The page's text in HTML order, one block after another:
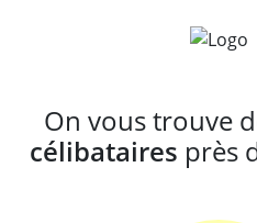
On vous trouve
célibataires près